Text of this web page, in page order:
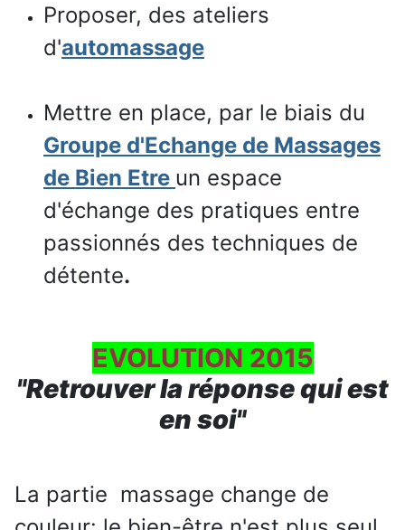
Proposer, des ateliers
d'automassage
Mettre en place, par le biais du
Groupe d'Echange de Massages
de Bien Etre un espace
d'échange des pratiques entre
passionnés des techniques de
détente.
EVOLUTION 2015
"Retrouver la réponse qui est
en soi"
La partie massage change de